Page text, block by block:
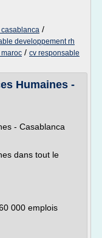
/
developpement rh
/ cv responsable
Humaines -
- Casablanca
dans tout le
000 emplois